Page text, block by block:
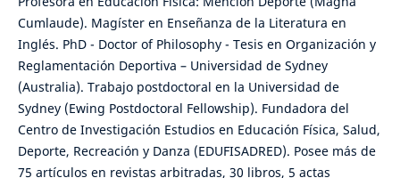
Cumlaude). Magíster en Enseñanza de la Literatura en
Inglés. PhD - Doctor of Philosophy - Tesis en Organización y
Reglamentación Deportiva – Universidad de Sydney
(Australia). Trabajo postdoctoral en la Universidad de
Sydney (Ewing Postdoctoral Fellowship). Fundadora del
Centro de Investigación Estudios en Educación Física, Salud,
Deporte, Recreación y Danza (EDUFISADRED). Posee más de
75 artículos en revistas arbitradas, 30 libros, 5 actas